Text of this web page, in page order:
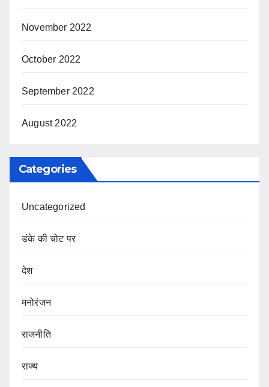
November 2022
October 2022
September 2022
August 2022
Categories
Uncategorized
डंके की चोट पर
देश
मनोरंजन
राजनीति
राज्य